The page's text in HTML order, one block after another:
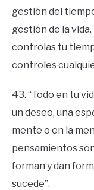
gestión del
gestión de la
controlas tu
controles
43. “Todo en tu
un deseo, una
mente o en la
pensamientos
forman y dan
sucede”.